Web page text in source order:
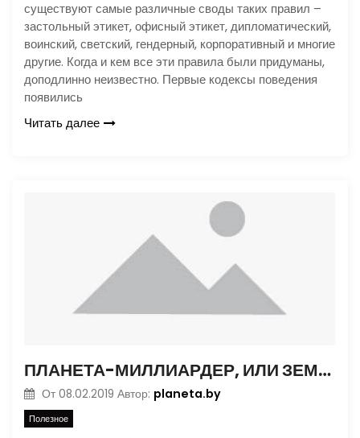
существуют самые различные своды таких правил –
застольный этикет, офисный этикет, дипломатический,
воинский, светский, гендерный, корпоративный и многие
другие. Когда и кем все эти правила были придуманы,
доподлинно неизвестно. Первые кодексы поведения
появились
Читать далее
ПЛАНЕТА-МИЛЛИАРДЕР, ИЛИ ЗЕМЛЯ НЕ РЕЗИНОВАЯ. ЧАСТЬ 1
От 08.02.2019 Автор: planeta.by
Полезное